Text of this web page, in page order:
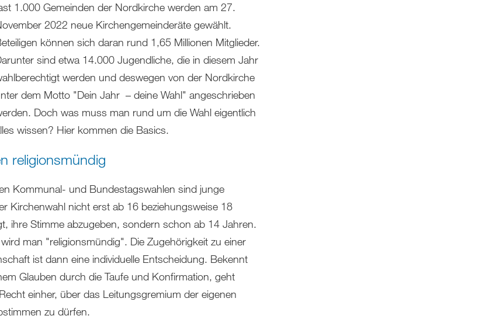
1.000 Gemeinden der Nordkirche werden am 27.
2022 neue Kirchengemeinderäte gewählt.
können sich daran rund 1,65 Millionen Mitglieder.
sind etwa 14.000 Jugendliche, die in diesem Jahr
werden und deswegen von der Nordkirche
dem Motto "Dein Jahr – deine Wahl" angeschrieben
Doch was muss man rund um die Wahl eigentlich
wissen? Hier kommen die Basics.
religionsmündig
Kommunal- und Bundestagswahlen sind junge
Kirchenwahl nicht erst ab 16 beziehungsweise 18
ihre Stimme abzugeben, sondern schon ab 14 Jahren.
man "religionsmündig". Die Zugehörigkeit zu einer
ist dann eine individuelle Entscheidung. Bekennt
Glauben durch die Taufe und Konfirmation, geht
einher, über das Leitungsgremium der eigenen
zu dürfen.